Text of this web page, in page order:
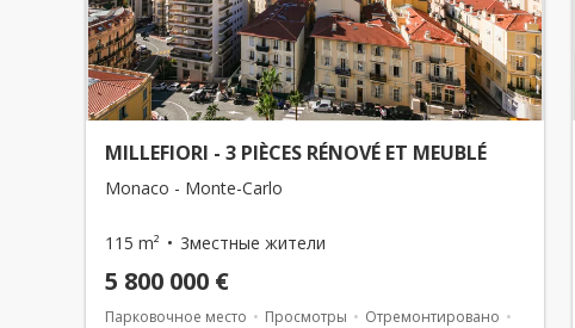
MILLEFIORI - 3 PIÈCES RÉNOVÉ ET MEUBLÉ
Monaco - Monte-Carlo
115 m² 3местные жители
5 800 000 €
Парковочное место Просмотры
Отремонтировано